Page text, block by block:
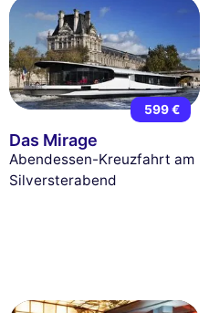
599 €
Das Mirage
Abendessen-Kreuzfahrt am
Silversterabend